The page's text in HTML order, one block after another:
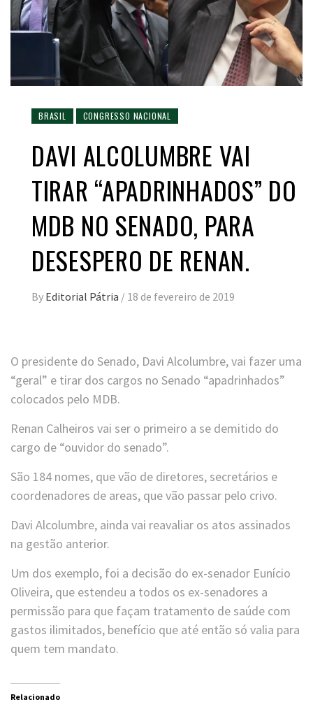
BRASIL CONGRESSO NACIONAL
DAVI ALCOLUMBRE VAI
TIRAR “APADRINHADOS” DO
MDB NO SENADO, PARA
DESESPERO DE RENAN.
By Editorial Pátria / 18 de fevereiro de 2019
O presidente do Senado, Davi Alcolumbre, vai fazer uma
“geral” e tirar dos cargos no Senado “apadrinhados”
colocados pelo MDB.
Renan Calheiros vai ser o primeiro a se demitido do
cargo de “ouvidor do senado”.
São 184 nomes, que vão de diretores, secretários e
coordenadores de areas, que vão passar pelo crivo.
Davi Alcolumbre, ainda vai reavaliar os atos assinados
na gestão anterior.
Um dos exemplo, foi a decisão do ex-senador Eunício
Oliveira, que estendeu a todos os ex-senadores a
permissão para que façam tratamento de saúde com
gastos ilimitados, benefício que até então só valia para
quem tem mandato.
Relacionado